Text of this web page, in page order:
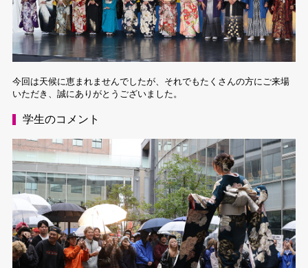
今回は天候に恵まれませんでしたが、それでもたくさんの方にご来場
いただき、誠にありがとうございました。
学生のコメント